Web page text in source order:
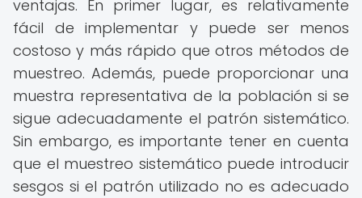
ventajas. En primer lugar, es relativamente
fácil de implementar y puede ser menos
costoso y más rápido que otros métodos de
muestreo. Además, puede proporcionar una
muestra representativa de la población si se
sigue adecuadamente el patrón sistemático.
Sin embargo, es importante tener en cuenta
que el muestreo sistemático puede introducir
sesgos si el patrón utilizado no es adecuado